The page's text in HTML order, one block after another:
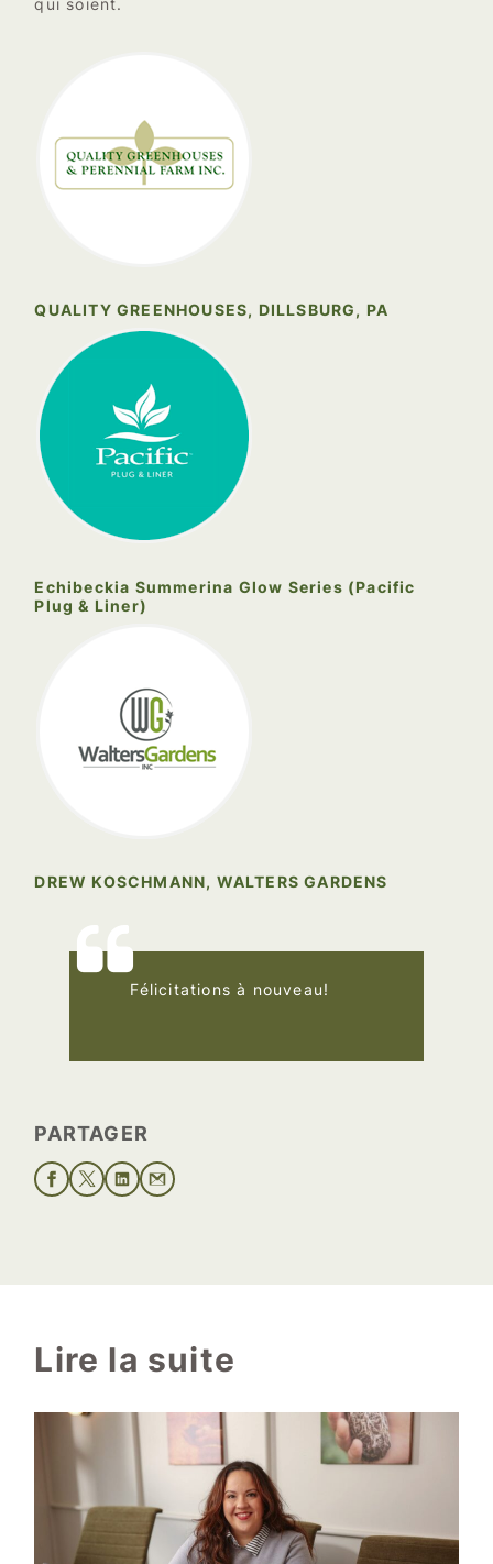
qui soient.
QUALITY GREENHOUSES, DILLSBURG, PA
Echibeckia Summerina Glow Series (Pacific
Plug & Liner)
DREW KOSCHMANN, WALTERS GARDENS
Félicitations à nouveau!
PARTAGER
Lire la suite